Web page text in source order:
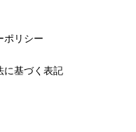
ポリシー
に基づく表記